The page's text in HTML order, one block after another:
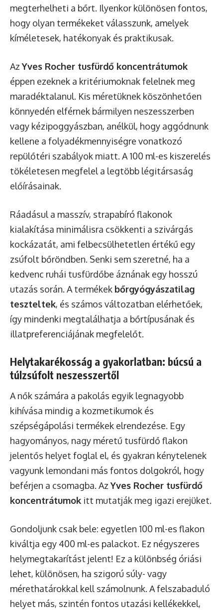
megterhelheti a bőrt. Ilyenkor különösen fontos,
hogy olyan termékeket válasszunk, amelyek
kíméletesek, hatékonyak és praktikusak.
AzYves Rocher tusfürdő koncentrátumok
éppen ezeknek a kritériumoknak felelnek meg
maradéktalanul. Kis méretüknek köszönhetően
könnyedén elférnek bármilyen neszesszerben
vagy kézipoggyászban, anélkül, hogy aggódnunk
kellene a folyadékmennyiségre vonatkozó
repülőtéri szabályok miatt. A 100 ml-es kiszerelés
tökéletesen megfelel a legtöbb légitársaság
előírásainak.
Ráadásul a masszív, strapabíró flakonok
kialakítása minimálisra csökkenti a szivárgás
kockázatát, ami felbecsülhetetlen értékű egy
zsúfolt bőröndben. Senki sem szeretné, ha a
kedvenc ruhái tusfürdőbe áznának egy hosszú
utazás során. A termékek bőrgyógyászatilag
teszteltek, és számos változatban elérhetőek,
így mindenki megtalálhatja a bőrtípusának és
illatpreferenciájának megfelelőt.
Helytakarékosság a gyakorlatban: búcsú a
túlzsúfolt neszesszertől
A nők számára a pakolás egyik legnagyobb
kihívása mindig a kozmetikumok és
szépségápolási termékek elrendezése. Egy
hagyományos, nagy méretű tusfürdő flakon
jelentős helyet foglal el, és gyakran kénytelenek
vagyunk lemondani más fontos dolgokról, hogy
beférjen a csomagba. AzYves Rocher tusfürdő
koncentrátumok itt mutatják meg igazi erejüket.
Gondoljunk csak bele: egyetlen 100 ml-es flakon
kiváltja egy 400 ml-es palackot. Ez négyszeres
helymegtakarítást jelent! Ez a különbség óriási
lehet, különösen, ha szigorú súly- vagy
mérethatárokkal kell számolnunk. A felszabaduló
helyet más, szintén fontos utazási kellékekkel,